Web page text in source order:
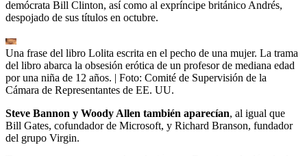
demócrata Bill Clinton, así como al expríncipe británico Andrés,
despojado de sus títulos en octubre.
Una frase del libro Lolita escrita en el pecho de una mujer. La trama
del libro abarca la obsesión erótica de un profesor de mediana edad
por una niña de 12 años. | Foto: Comité de Supervisión de la
Cámara de Representantes de EE. UU.
Steve Bannon y Woody Allen también aparecían, al igual que
Bill Gates, cofundador de Microsoft, y Richard Branson, fundador
del grupo Virgin.